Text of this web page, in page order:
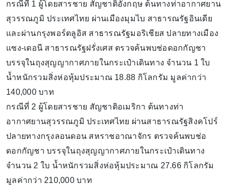
กรณีที่ 1 ผู้โดยสารชาย สัญชาติอังกฤษ ต้นทางท่าอากาศยาน
สุวรรณภูมิ ประเทศไทย ผ่านเมืองมุมไบ สาธารณรัฐอินเดีย
และผ่านกรุงพอร์ตลูอิส สาธารณรัฐมอริเชียส ปลายทางเมือง
แซง-เดอนี สาธารณรัฐฝรั่งเศส ตรวจค้นพบช่อดอกกัญชา
บรรจุในถุงสุญญากาศภายในกระเป๋าเดินทาง จำนวน 1 ใบ
น้ำหนักรวมสิ่งห่อหุ้มประมาณ 18.88 กิโลกรัม มูลค่ากว่า
140,000 บาท
กรณีที่ 2 ผู้โดยสารชาย สัญชาติอเมริกา ต้นทางท่า
อากาศยานสุวรรณภูมิ ประเทศไทย ผ่านสาธารณรัฐสิงคโปร์
ปลายทางกรุงลอนดอน สหราชอาณาจักร ตรวจค้นพบช่อ
ดอกกัญชา บรรจุในถุงสุญญากาศภายในกระเป๋าเดินทาง
จำนวน 2 ใบ น้ำหนักรวมสิ่งห่อหุ้มประมาณ 27.66 กิโลกรัม
มูลค่ากว่า 210,000 บาท